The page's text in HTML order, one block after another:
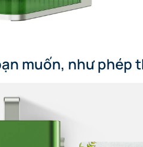
muốn, như phép